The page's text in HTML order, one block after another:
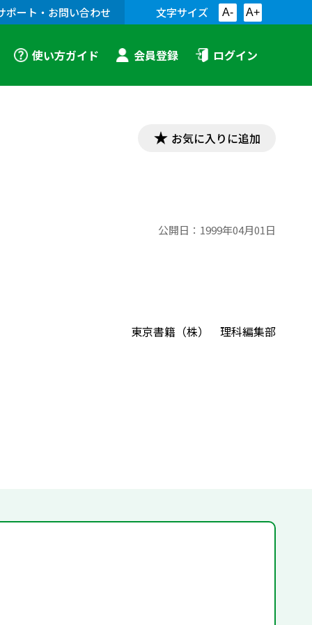
ポート・お問い合わせ 文字サイズ A- A+
使い方ガイド 会員登録 ログイン
お気に入りに追加
公開日： 1999年04月01日
東京書籍（株） 理科編集部